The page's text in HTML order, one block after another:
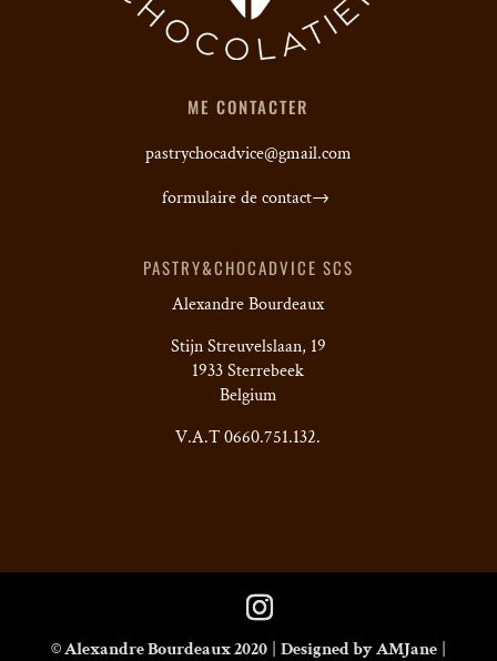
ME CONTACTER
pastrychocadvice@gmail.com
formulaire de contact→
PASTRY&CHOCADVICE SCS
Alexandre Bourdeaux
Stijn Streuvelslaan, 19
1933 Sterrebeek
Belgium
V.A.T 0660.751.132.
© Alexandre Bourdeaux 2020| Designed by AMJane|